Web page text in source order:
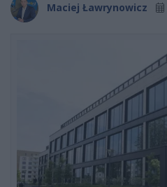
Maciej Ławrynowicz